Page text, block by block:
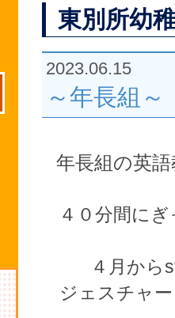
東別所幼
2023.06.15
～年長組～
年長組の英
４０分間に
４月から
ジェスチャ